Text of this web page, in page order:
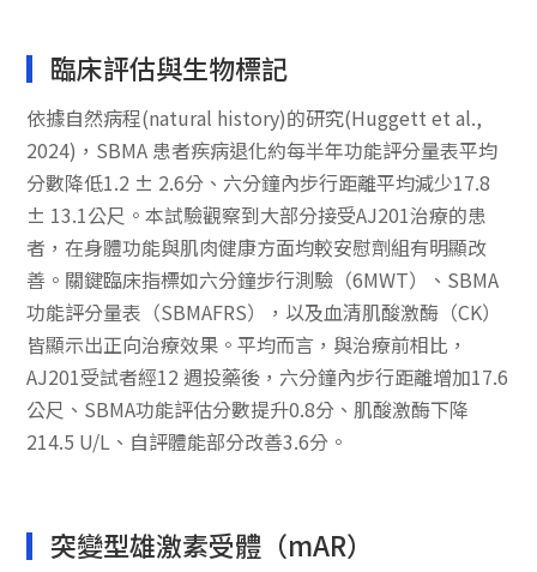
臨床評估與生物標記
依據自然病程(natural history)的研究(Huggett et al.,
2024)，SBMA 患者疾病退化約每半年功能評分量表平均
分數降低1.2 ± 2.6分、六分鐘內步行距離平均減少17.8
± 13.1公尺。本試驗觀察到大部分接受AJ201治療的患
者，在身體功能與肌肉健康方面均較安慰劑組有明顯改
善。關鍵臨床指標如六分鐘步行測驗（6MWT）、SBMA
功能評分量表（SBMAFRS），以及血清肌酸激酶（CK）
皆顯示出正向治療效果。平均而言，與治療前相比，
AJ201受試者經12 週投藥後，六分鐘內步行距離增加17.6
公尺、SBMA功能評估分數提升0.8分、肌酸激酶下降
214.5 U/L、自評體能部分改善3.6分。
突變型雄激素受體（mAR）